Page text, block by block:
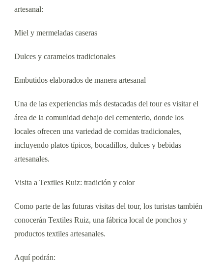
artesanal:
Miel y mermeladas caseras
Dulces y caramelos tradicionales
Embutidos elaborados de manera artesanal
Una de las experiencias más destacadas del tour es visitar el
área de la comunidad debajo del cementerio, donde los
locales ofrecen una variedad de comidas tradicionales,
incluyendo platos típicos, bocadillos, dulces y bebidas
artesanales.
Visita a Textiles Ruiz: tradición y color
Como parte de las futuras visitas del tour, los turistas también
conocerán Textiles Ruiz, una fábrica local de ponchos y
productos textiles artesanales.
Aquí podrán: